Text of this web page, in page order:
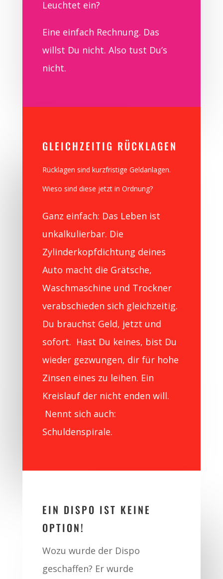
Leuchtet ein?
Eine einfach Rechnung. Das
willst Du nicht. Also tust Du’s
nicht.
GLEICHZEITIG RÜCKLAGEN
Rücklagen sind kurzfristige Geldanlagen.
Wieso sind diese jetzt in Ordnung?
Ganz einfach: Das Leben ist
unkalkulierbar. Die
Zylinderkopfdichtung deines
Auto macht die Grätsche,
Waschmaschine und Trockner
verabschieden sich gleichzeitig.
Du brauchst Geld, jetzt und
sofort. Hast Du keines, bist Du
wieder gezwungen, dir für hohe
Zinsen eines zu leihen. Ein
Kreislauf der nicht enden will.
Nennt sich auch:
Schuldenspirale.
EIN DISPO IST KEINE
OPTION!
Wozu wurde der Dispo
geschaffen? Er wurde